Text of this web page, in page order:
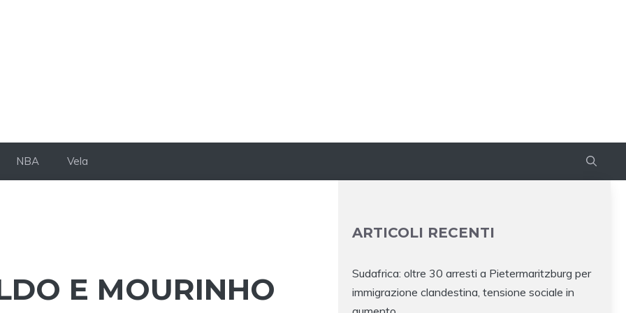
NBA Vela
E MOURINHO
ARTICOLI RECENTI
Sudafrica: oltre 30 arresti a Pietermaritzburg per
immigrazione clandestina, tensione sociale in